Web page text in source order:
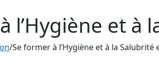
l’Hygiène et à
/Se former à l’Hygiène et à la Salubrité